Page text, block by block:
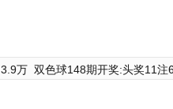
万 双色球148期开奖:头奖11注